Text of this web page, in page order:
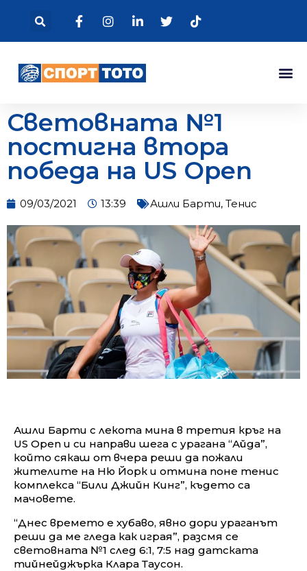
Световната №1
постигна втора
победа на US Open
09/03/2021 13:39 Ашли Барти, Тенис
Ашли Барти с лекота мина в третия кръг на
US Open и си направи шега с урагана “Айда”,
който сякаш от вчера реши да пожали
жителите на Ню Йорк и отмина поне тенис
комплекса “Били Джийн Кинг”, където са
мачовете.
“Днес времето е хубаво, явно дори ураганът
реши да ме гледа как играя”, разсмя се
световната №1 след 6:1, 7:5 над датската
тийнейджърка Клара Таусон.